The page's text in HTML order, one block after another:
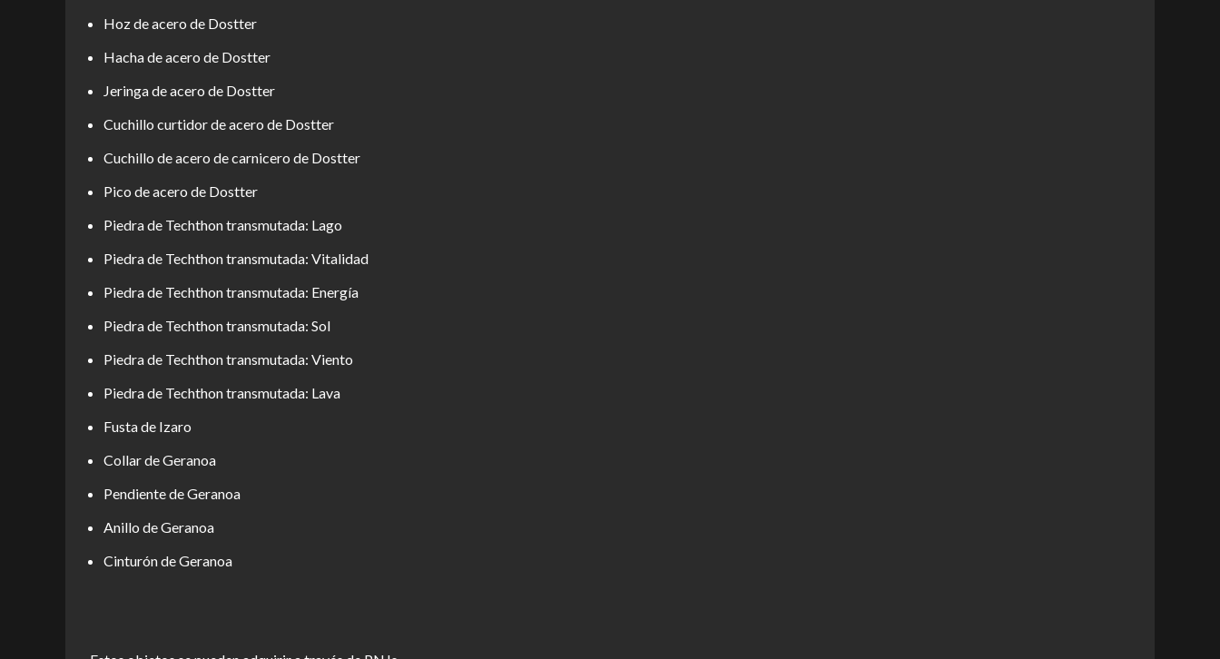
Hoz de acero de Dostter
Hacha de acero de Dostter
Jeringa de acero de Dostter
Cuchillo curtidor de acero de Dostter
Cuchillo de acero de carnicero de Dostter
Pico de acero de Dostter
Piedra de Techthon transmutada: Lago
Piedra de Techthon transmutada: Vitalidad
Piedra de Techthon transmutada: Energía
Piedra de Techthon transmutada: Sol
Piedra de Techthon transmutada: Viento
Piedra de Techthon transmutada: Lava
Fusta de Izaro
Collar de Geranoa
Pendiente de Geranoa
Anillo de Geranoa
Cinturón de Geranoa